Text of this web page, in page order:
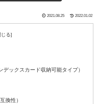
2021.08.25 2022.01.02
ックスカード収納可能タイプ）
換性）